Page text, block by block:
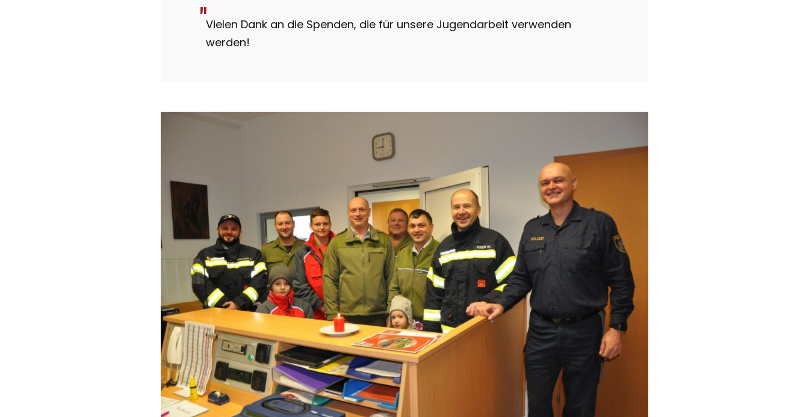
Vielen Dank an die Spenden, die für unsere Jugendarbeit verwenden
werden!